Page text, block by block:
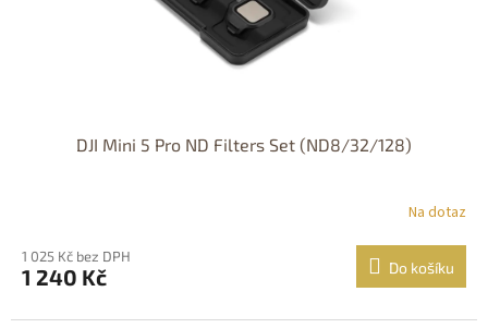
DJI Mini 5 Pro ND Filters Set (ND8/32/128)
Na dotaz
1 025 Kč bez DPH
1 240 Kč Do košíku